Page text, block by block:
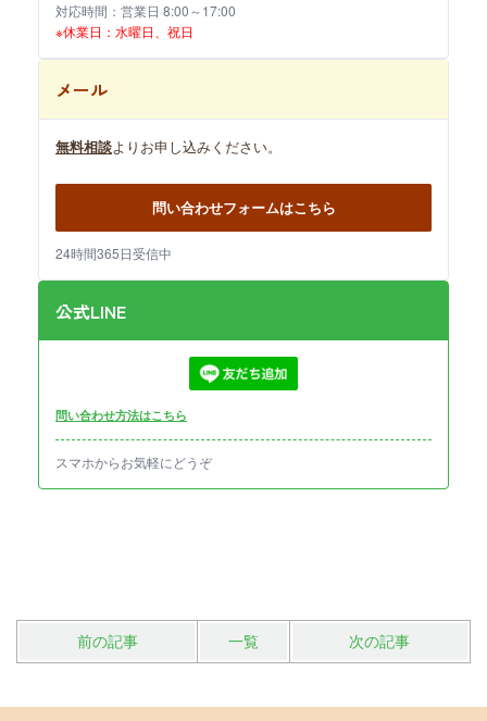
対応時間：営業日 8:00～17:00
※休業日：水曜日、祝日
メール
無料相談よりお申し込みください。
問い合わせフォームはこちら
24時間365日受信中
公式LINE
問い合わせ方法はこちら
スマホからお気軽にどうぞ
前の記事 一覧 次の記事